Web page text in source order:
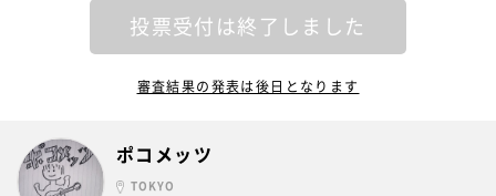
投票受付は終了しました
審査結果の発表は後日となります
ポコメッツ
TOKYO